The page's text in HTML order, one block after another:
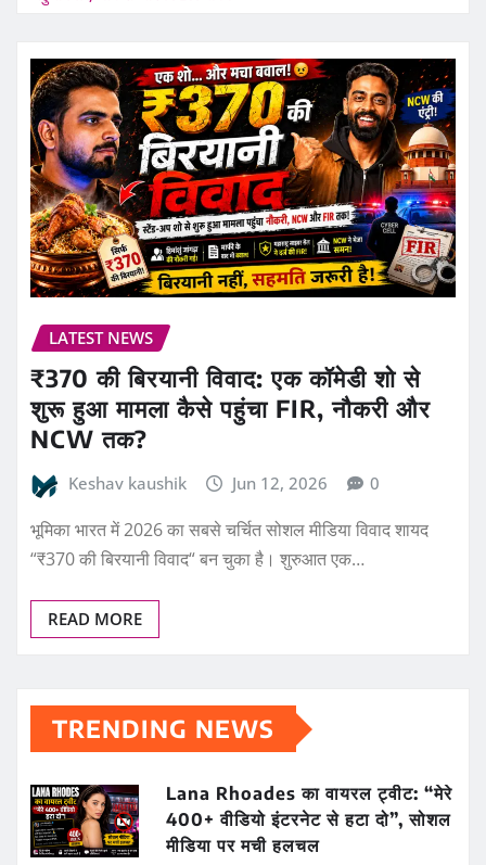
LATEST NEWS
₹370 की बिरयानी विवाद: एक कॉमेडी शो से
शुरू हुआ मामला कैसे पहुंचा FIR, नौकरी और
NCW तक?
Keshav kaushik Jun 12, 2026 0
भूमिका भारत में 2026 का सबसे चर्चित सोशल मीडिया विवाद शायद
“₹370 की बिरयानी विवाद“ बन चुका है। शुरुआत एक…
READ MORE
TRENDING NEWS
Lana Rhoades का वायरल ट्वीट: “मेरे
400+ वीडियो इंटरनेट से हटा दो”, सोशल
मीडिया पर मची हलचल